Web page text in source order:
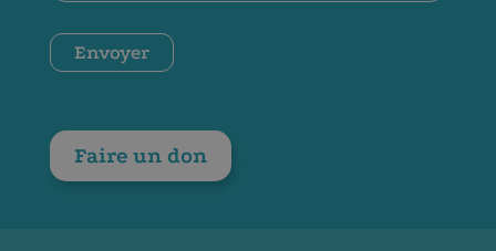
CAPTCHA
Envoyer
Faire un don